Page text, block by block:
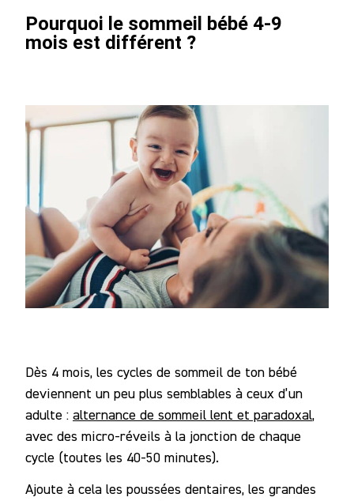
Pourquoi le sommeil bébé 4-9
mois est différent ?
Dès 4 mois, les cycles de sommeil de ton bébé
deviennent un peu plus semblables à ceux d’un
adulte : alternance de sommeil lent et paradoxal,
avec des micro-réveils à la jonction de chaque
cycle (toutes les 40-50 minutes).
Ajoute à cela les poussées dentaires, les grandes